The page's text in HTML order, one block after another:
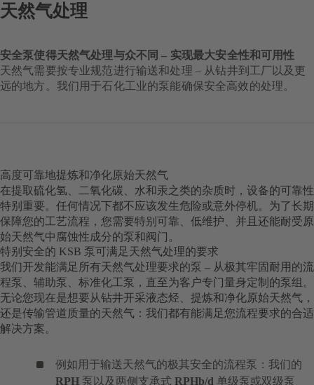
天然气处理
安全泵使得天然气处理与众不同 – 实现最大安全性和可用性
天然气需要按专业规范进行输送和处理 – 从钻井到工厂以及更
远的地方。我们用于石化工业的泵能确保安全高效的处理。
高度可靠地提炼和净化原始天然气
在提取硫化氢、二氧化碳、水和汞之类的杂质时，设备的可靠性
特别重要。任何情况下都不应该发生危险或意外停机。为了长期
保障您的工艺流程，您需要特别可靠、低维护、并且还能耐受原
始天然气中腐蚀性成分的泵和阀门。
特别安全的 KSB 泵可满足天然气处理的要求
我们开发能满足所有天然气处理要求的泵 – 从极其牢固耐用的流
程泵、辅助泵、标准化工泵，直至为客户专门量身定制的泵组。
无论您现在是想要从钻井开采液态烃、提炼和净化原始天然气，
还是传输管道质量的天然气：我们都有能满足您流程要求的合适
解决方案。
例如用于输送天然气的极其安全的流程泵：我们的
RPH 泵以及两侧支承式 RPHb/d 单级泵或双级泵